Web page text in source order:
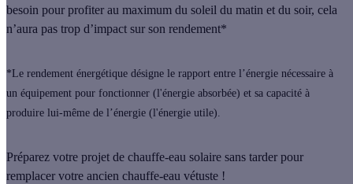
besoin pour profiter au maximum du soleil du matin et du soir, cela
n’aura pas trop d’impact sur son rendement*
*Le rendement énergétique désigne le rapport entre l’énergie nécessaire à
un équipement pour fonctionner (l'énergie absorbée) et sa capacité à
produire lui-même de l’énergie (l'énergie utile).
Préparez votre projet de chauffe-eau solaire sans tarder pour
remplacer votre ancien chauffe-eau vétuste !